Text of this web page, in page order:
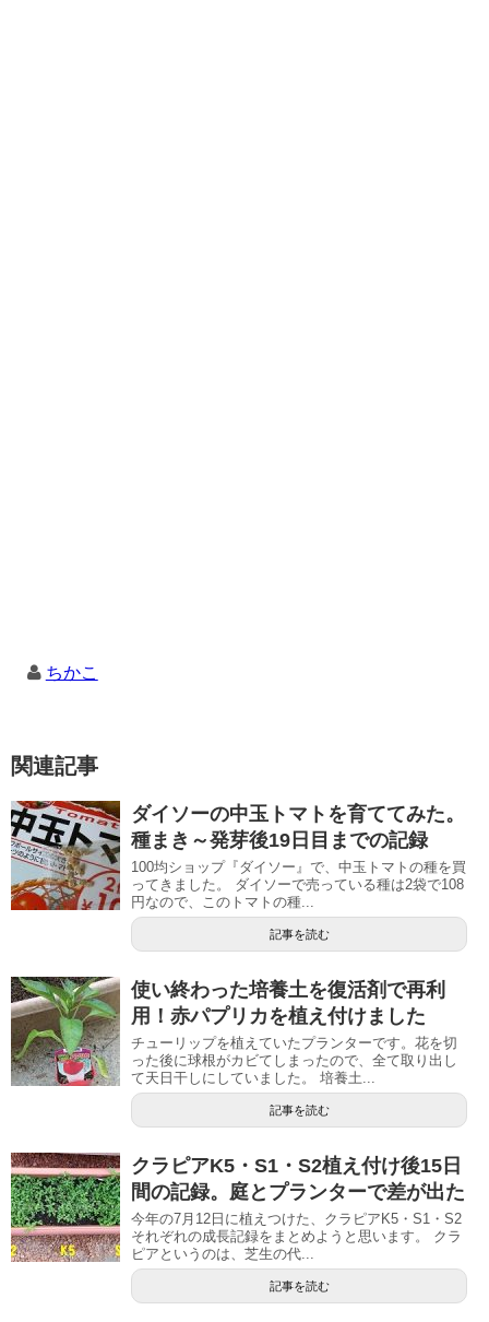
ちかこ
関連記事
ダイソーの中玉トマトを育ててみた。
種まき～発芽後19日目までの記録
100均ショップ『ダイソー』で、中玉トマトの種を買
ってきました。 ダイソーで売っている種は2袋で108
円なので、このトマトの種...
記事を読む
使い終わった培養土を復活剤で再利
用！赤パプリカを植え付けました
チューリップを植えていたプランターです。花を切
った後に球根がカビてしまったので、全て取り出し
て天日干しにしていました。 培養土...
記事を読む
クラピアK5・S1・S2植え付け後15日
間の記録。庭とプランターで差が出た
今年の7月12日に植えつけた、クラピアK5・S1・S2
それぞれの成長記録をまとめようと思います。 クラ
ピアというのは、芝生の代...
記事を読む